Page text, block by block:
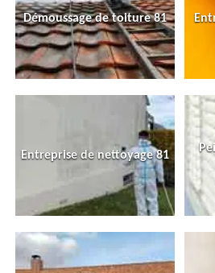
Démoussage de toiture 81
Entreprise de nettoyage 81